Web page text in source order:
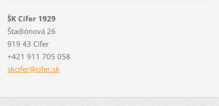
ŠK Cífer 1929
Štadiónová 26
919 43 Cífer
+421 911 705 058
skcifer@cifer.sk